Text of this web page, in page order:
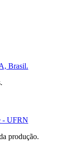
Brasil.
- UFRN
produção.